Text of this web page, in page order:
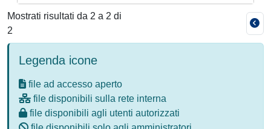
Mostrati risultati da 2 a 2 di
2
Legenda icone
file ad accesso aperto
file disponibili sulla rete interna
file disponibili agli utenti autorizzati